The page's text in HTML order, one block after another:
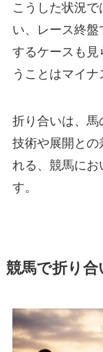
こうした状況
い、レース終
するケースも見
うことはマイナ
折り合いは、
技術や展開との
れる、競馬に
す。
競馬で折り